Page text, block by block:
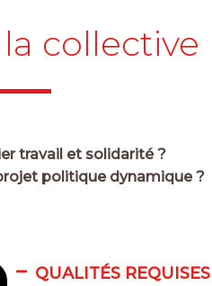
collective
travail et solidarité ?
politique dynamique ?
QUALITÉS REQUISES